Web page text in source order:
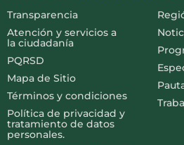
Transparencia
Atención y servicios a
la ciudadanía
PQRSD
Mapa de Sitio
Términos y condiciones
Política de privacidad y
tratamiento de datos
personales.